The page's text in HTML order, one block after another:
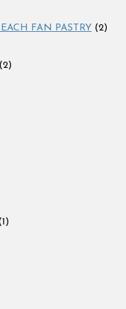
FAN PASTRY (2)
(2)